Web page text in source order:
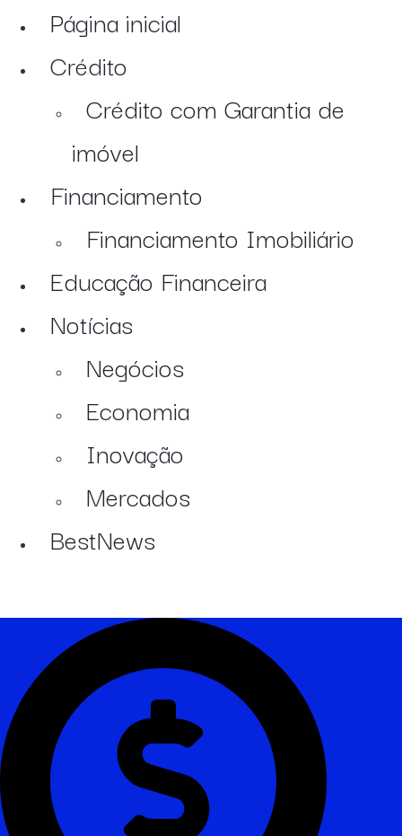
Página inicial
Crédito
Crédito com Garantia de
imóvel
Financiamento
Financiamento Imobiliário
Educação Financeira
Notícias
Negócios
Economia
Inovação
Mercados
BestNews